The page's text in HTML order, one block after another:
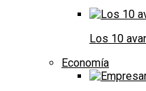
Los 10
Economía